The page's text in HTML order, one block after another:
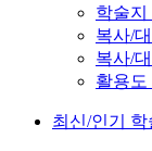
학술지
복사/
복사/
활용도
최신/인기 학